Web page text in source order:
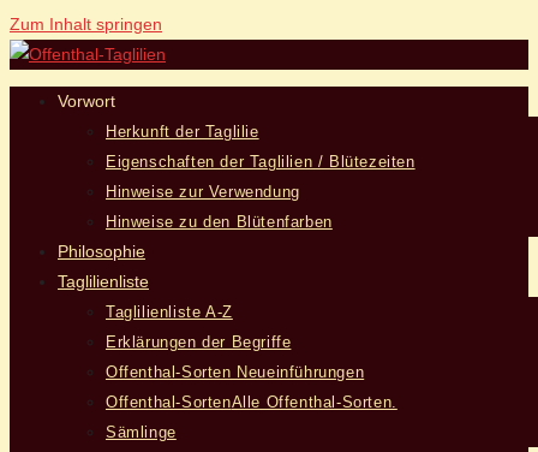
Zum Inhalt springen
Vorwort
Herkunft der Taglilie
Eigenschaften der Taglilien / Blütezeiten
Hinweise zur Verwendung
Hinweise zu den Blütenfarben
Philosophie
Taglilienliste
Taglilienliste A-Z
Erklärungen der Begriffe
Offenthal-Sorten Neueinführungen
Offenthal-SortenAlle Offenthal-Sorten.
Sämlinge